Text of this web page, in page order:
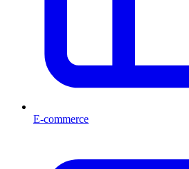
E-commerce